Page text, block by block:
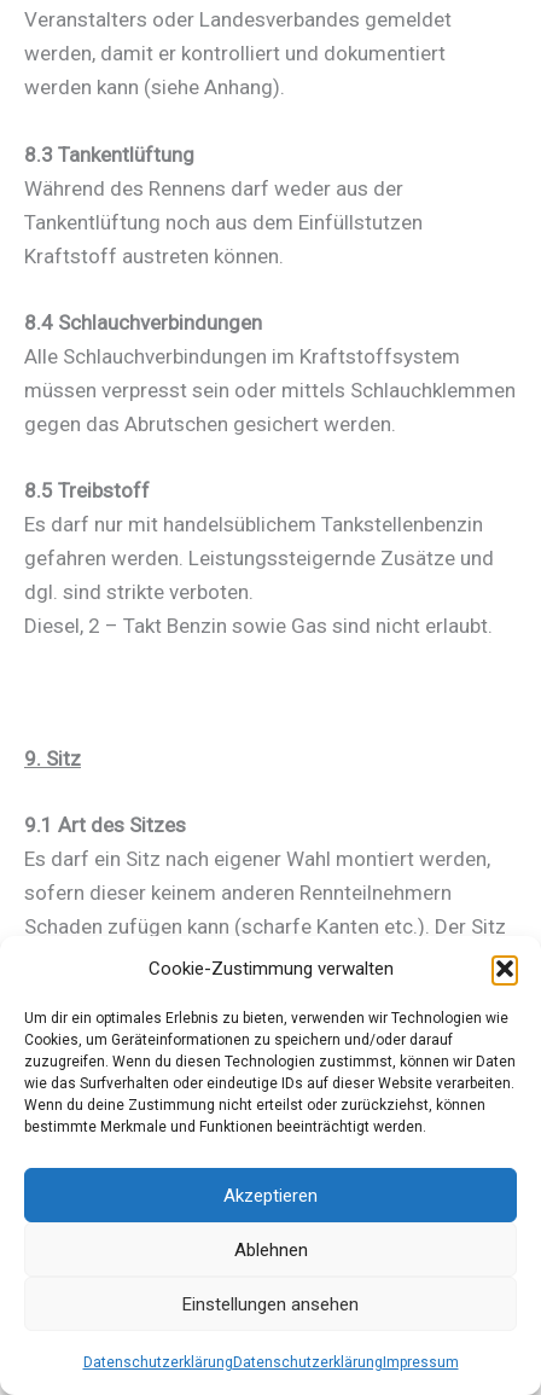
Cookie-Zustimmung verwalten
Um dir ein optimales Erlebnis zu bieten, verwenden wir Technologien wie
Cookies, um Geräteinformationen zu speichern und/oder darauf
zuzugreifen. Wenn du diesen Technologien zustimmst, können wir Daten
wie das Surfverhalten oder eindeutige IDs auf dieser Website verarbeiten.
Wenn du deine Zustimmung nicht erteilst oder zurückziehst, können
bestimmte Merkmale und Funktionen beeinträchtigt werden.
Akzeptieren
Ablehnen
Einstellungen ansehen
Datenschutzerklärung Datenschutzerklärung Impressum
Veranstalters oder Landesverbandes gemeldet
werden, damit er kontrolliert und dokumentiert
werden kann (siehe Anhang).
8.3 Tankentlüftung
Während des Rennens darf weder aus der
Tankentlüftung noch aus dem Einfüllstutzen
Kraftstoff austreten können.
8.4 Schlauchverbindungen
Alle Schlauchverbindungen im Kraftstoffsystem
müssen verpresst sein oder mittels Schlauchklemmen
gegen das Abrutschen gesichert werden.
8.5 Treibstoff
Es darf nur mit handelsüblichem Tankstellenbenzin
gefahren werden. Leistungssteigernde Zusätze und
dgl. sind strikte verboten.
Diesel, 2 – Takt Benzin sowie Gas sind nicht erlaubt.
9. Sitz
9.1 Art des Sitzes
Es darf ein Sitz nach eigener Wahl montiert werden,
sofern dieser keinem anderen Rennteilnehmern
Schaden zufügen kann (scharfe Kanten etc.). Der Sitz
darf angepasst oder verändert werden.
9.2 Schutz um den Sitz
Zur eigenen Sicherheit darf eine Schutzvorrichtung
um den Sitz montiert werden. Diese Vorrichtung,
welche nur den Sitz umgeben darf, kann z.B. aus
Stahlrohr gefertigt werden. Das Rohr kann mit
Schaumgummi oder dgl. ummantelt werden. Der
Abstand der Rohre zum Sitz darf nicht größer als 100